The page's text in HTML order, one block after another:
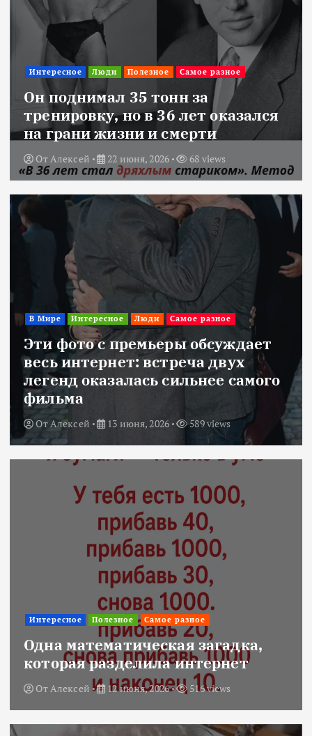
Интересное Люди Полезное Самое разное
Он поднимал 35 тонн за
тренировку, но в 36 лет оказался
на грани жизни и смерти
ОтАлексей 22 июня, 2026 68 views
В Мире Интересное Люди Самое разное
Эти фото с премьеры обсуждает
весь интернет: встреча двух
легенд оказалась сильнее самого
фильма
ОтАлексей 13 июня, 2026 589 views
Интересное Полезное Самое разное
Одна математическая загадка,
которая разделила интернет
ОтАлексей 12 июня, 2026 516 views